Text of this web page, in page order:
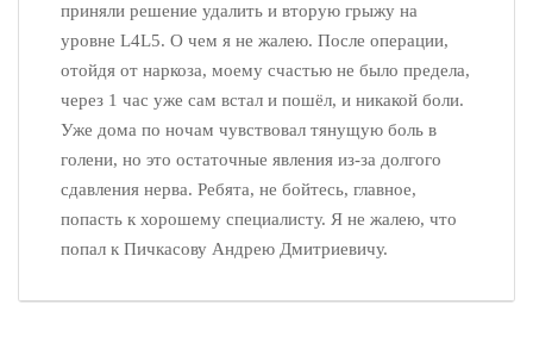
приняли решение удалить и вторую грыжу на
уровне L4L5. О чем я не жалею. После операции,
отойдя от наркоза, моему счастью не было предела,
через 1 час уже сам встал и пошёл, и никакой боли.
Уже дома по ночам чувствовал тянущую боль в
голени, но это остаточные явления из-за долгого
сдавления нерва. Ребята, не бойтесь, главное,
попасть к хорошему специалисту. Я не жалею, что
попал к Пичкасову Андрею Дмитриевичу.